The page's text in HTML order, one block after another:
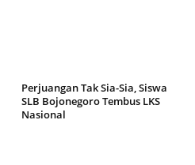
Perjuangan Tak Sia-Sia, Siswa
SLB Bojonegoro Tembus LKS
Nasional